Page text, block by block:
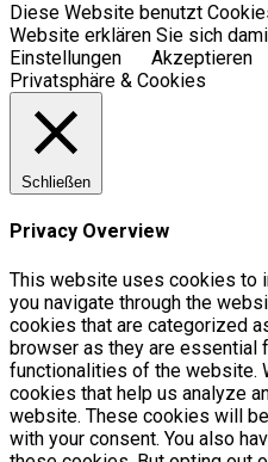
Diese Website benutzt
Website erklären Sie sich
Einstellungen
Akzeptieren
Privatsphäre & Cookies
Schließen
Privacy Overview
This website uses cookies to
you navigate through the
cookies that are categorized
browser as they are essential
functionalities of the website.
cookies that help us analyze
website. These cookies will
with your consent. You also